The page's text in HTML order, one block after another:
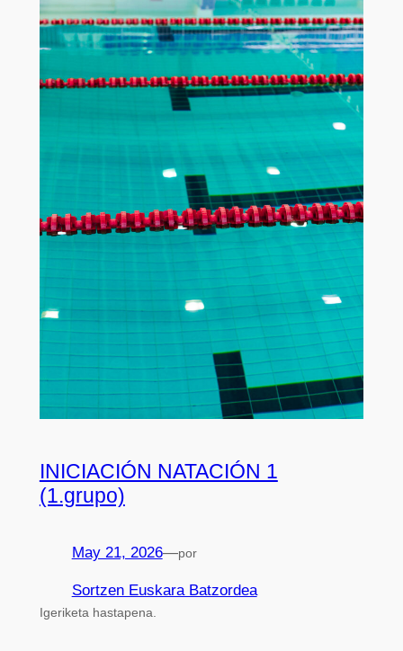
INICIACIÓN NATACIÓN 1
(1.grupo)
May 21, 2026—por
Sortzen Euskara Batzordea
Igeriketa hastapena.